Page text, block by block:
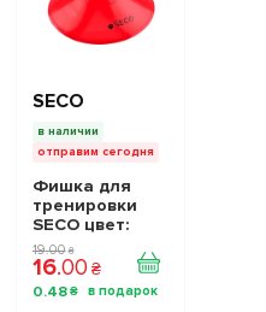
SECO
в наличии
отправим сегодня
Фишка для
тренировки
SECO цвет:
красный
19.00 ₴
16.00 ₴
0.48 ₴